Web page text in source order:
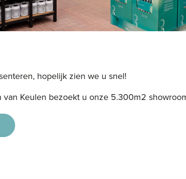
hopelijk zien we u snel!
Keulen bezoekt u onze 5.300m2